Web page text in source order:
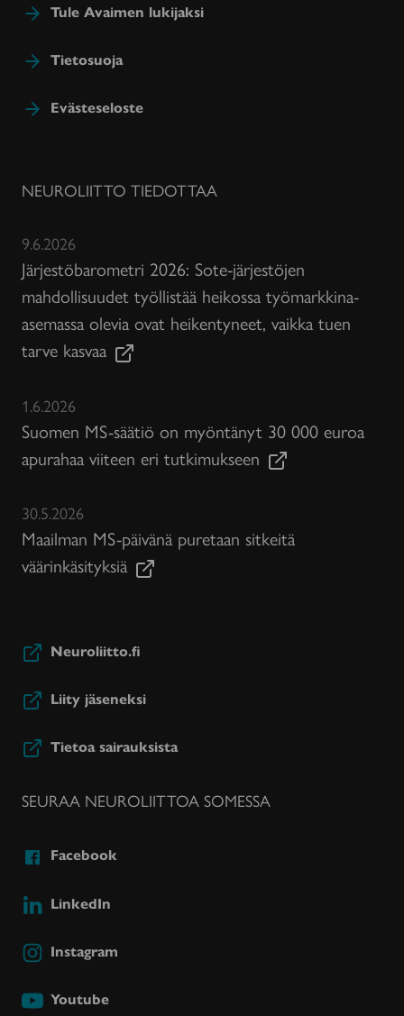
Tule Avaimen lukijaksi
Tietosuoja
Evästeseloste
NEUROLIITTO TIEDOTTAA
9.6.2026
Järjestöbarometri 2026: Sote-järjestöjen
mahdollisuudet työllistää heikossa työmarkkina-
asemassa olevia ovat heikentyneet, vaikka tuen
tarve kasvaa
1.6.2026
Suomen MS-säätiö on myöntänyt 30 000 euroa
apurahaa viiteen eri tutkimukseen
30.5.2026
Maailman MS-päivänä puretaan sitkeitä
väärinkäsityksiä
Neuroliitto.fi
Liity jäseneksi
Tietoa sairauksista
SEURAA NEUROLIITTOA SOMESSA
Facebook
LinkedIn
Instagram
Youtube